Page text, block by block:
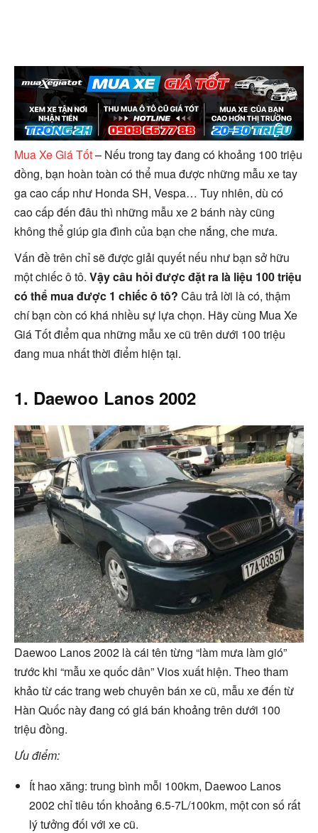
Mua Xe Giá Tốt– Nếu trong tay đang có khoảng 100 triệu
đồng, bạn hoàn toàn có thể mua được những mẫu xe tay
ga cao cấp như Honda SH, Vespa… Tuy nhiên, dù có
cao cấp đến đâu thì những mẫu xe 2 bánh này cũng
không thể giúp gia đình của bạn che nắng, che mưa.
Vấn đề trên chỉ sẽ được giải quyết nếu như bạn sở hữu
một chiếc ô tô. Vậy câu hỏi được đặt ra là liệu 100 triệu
có thể mua được 1 chiếc ô tô? Câu trả lời là có, thậm
chí bạn còn có khá nhiều sự lựa chọn. Hãy cùng Mua Xe
Giá Tốt điểm qua những mẫu xe cũ trên dưới 100 triệu
đang mua nhất thời điểm hiện tại.
1. Daewoo Lanos 2002
Daewoo Lanos 2002 là cái tên từng “làm mưa làm gió”
trước khi “mẫu xe quốc dân” Vios xuất hiện. Theo tham
khảo từ các trang web chuyên bán xe cũ, mẫu xe đến từ
Hàn Quốc này đang có giá bán khoảng trên dưới 100
triệu đồng.
Ưu điểm:
Ít hao xăng: trung bình mỗi 100km, Daewoo Lanos
2002 chỉ tiêu tốn khoảng 6.5-7L/100km, một con số rất
lý tưởng đối với xe cũ.